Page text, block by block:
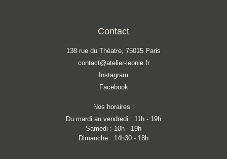
Contact
138 rue du Théatre, 75015 Paris
contact@atelier-leonie.fr
Instagram
Facebook
Nos horaires :
Du mardi au vendredi : 11h - 19h
Samedi : 10h - 19h
Dimanche : 14h30 - 18h